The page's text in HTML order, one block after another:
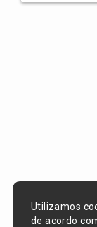
Utilizamos
de acordo